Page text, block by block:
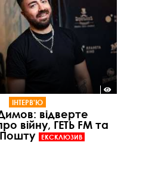
ІНТЕРВ'Ю
відверте
війну, ГЕТЬ FM та
ЕКСКЛЮЗИВ